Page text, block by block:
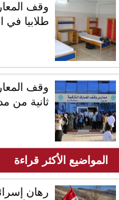
وقف
طلابيا في
وقف
ثانية من
المواضيع الأكثر قراءة
رهان